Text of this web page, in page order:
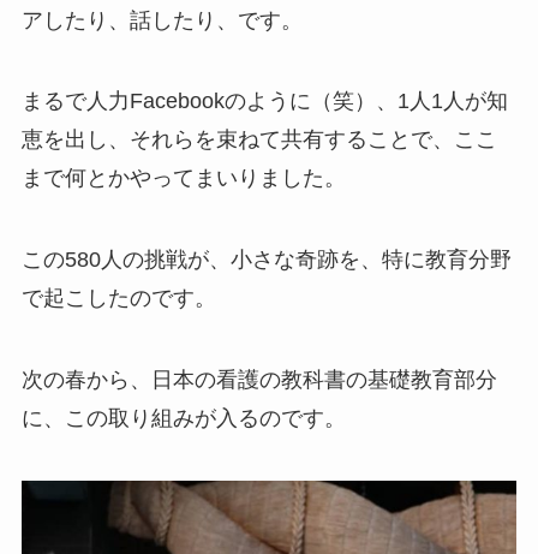
アしたり、話したり、です。
まるで人力Facebookのように（笑）、1人1人が知
恵を出し、それらを束ねて共有することで、ここ
まで何とかやってまいりました。
この580人の挑戦が、小さな奇跡を、特に教育分野
で起こしたのです。
次の春から、日本の看護の教科書の基礎教育部分
に、この取り組みが入るのです。